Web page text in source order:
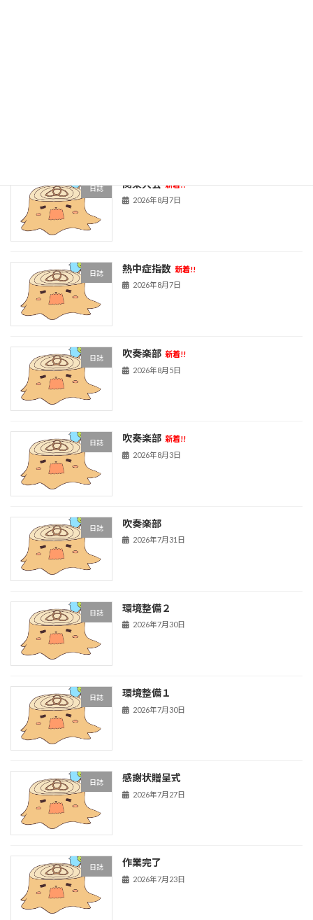
日誌 関東大会 新着!!
2026年8月7日
日誌 熱中症指数 新着!!
2026年8月7日
日誌 吹奏楽部 新着!!
2026年8月5日
日誌 吹奏楽部 新着!!
2026年8月3日
日誌 吹奏楽部
2026年7月31日
日誌 環境整備２
2026年7月30日
日誌 環境整備１
2026年7月30日
日誌 感謝状贈呈式
2026年7月27日
日誌 作業完了
2026年7月23日